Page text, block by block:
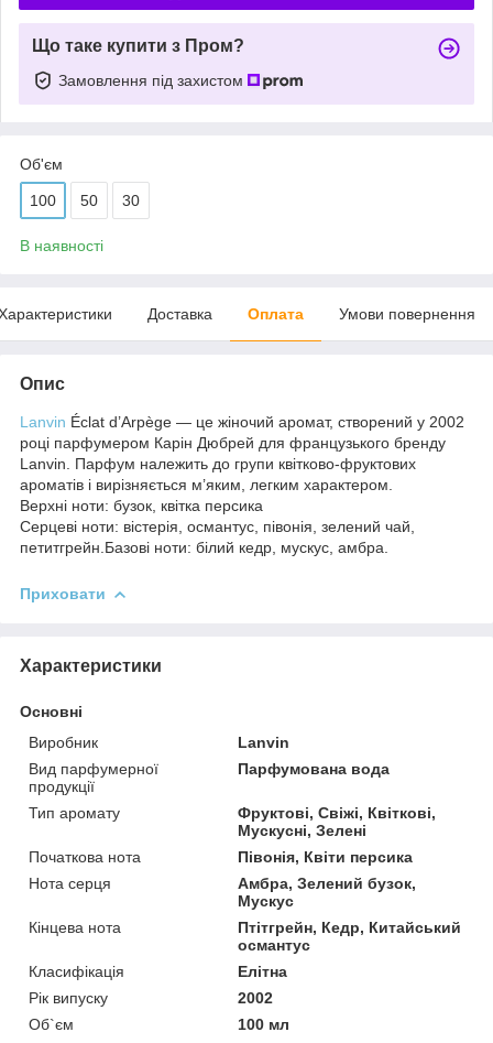
Що таке купити з Пром?
Замовлення під захистом
Об'єм
100 50 30
В наявності
Доставка Оплата Умови повернення
Опис
Lanvin Éclat d’Arpège — це жіночий аромат, створений у 2002
році парфумером Карін Дюбрей для французького бренду
Lanvin. Парфум належить до групи квітково-фруктових
ароматів і вирізняється м’яким, легким характером.
Верхні ноти: бузок, квітка персика
Серцеві ноти: вістерія, османтус, півонія, зелений чай,
петитгрейн.Базові ноти: білий кедр, мускус, амбра.
Приховати
Характеристики
Основні
Виробник
Lanvin
Вид парфумерної
продукції
Парфумована вода
Тип аромату
Фруктові, Свіжі, Квіткові,
Мускусні, Зелені
Початкова нота
Півонія, Квіти персика
Нота серця
Амбра, Зелений бузок,
Мускус
Кінцева нота
Птітгрейн, Кедр, Китайський
османтус
Класифікація
Елітна
Рік випуску
2002
Об`єм
100 мл